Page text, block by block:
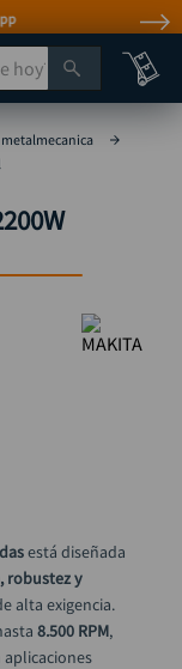
metalmecanica
está diseñada
robustez y
alta exigencia.
8.500 RPM,